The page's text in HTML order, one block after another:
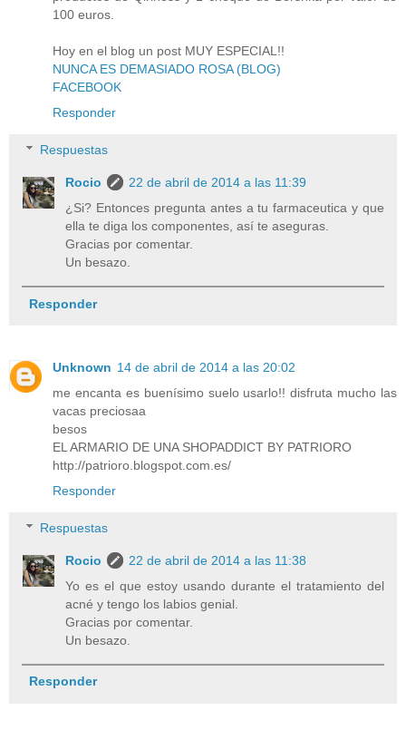
100 euros.
Hoy en el blog un post MUY ESPECIAL!!
NUNCA ES DEMASIADO ROSA (BLOG)
FACEBOOK
Responder
Respuestas
Rocio
22 de abril de 2014 a las 11:39
¿Si? Entonces pregunta antes a tu farmaceutica y que
ella te diga los componentes, así te aseguras.
Gracias por comentar.
Un besazo.
Responder
Unknown 14 de abril de 2014 a las 20:02
me encanta es buenísimo suelo usarlo!! disfruta mucho las
vacas preciosaa
besos
EL ARMARIO DE UNA SHOPADDICT BY PATRIORO
http://patrioro.blogspot.com.es/
Responder
Respuestas
Rocio
22 de abril de 2014 a las 11:38
Yo es el que estoy usando durante el tratamiento del
acné y tengo los labios genial.
Gracias por comentar.
Un besazo.
Responder